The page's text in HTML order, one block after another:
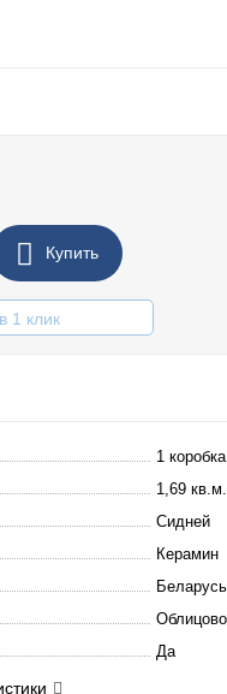
Купить
1 клик
1
1,69
Сидней
Керамин
Беларусь
Да